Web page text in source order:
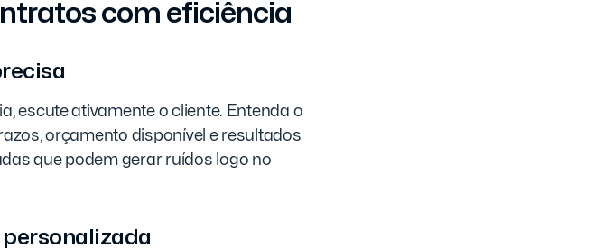
com eficiência
escute ativamente o cliente. Entenda o
orçamento disponível e resultados
que podem gerar ruídos logo no
personalizada